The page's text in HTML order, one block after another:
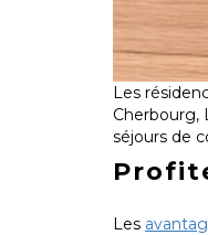
Les
Cherbourg,
séjours de
Les